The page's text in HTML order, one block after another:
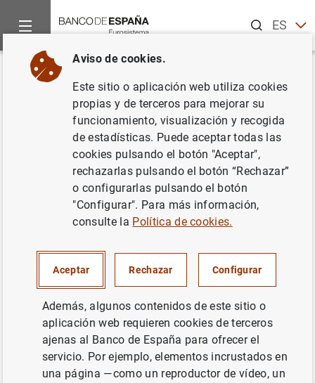
ESEN
Inicio Noticias y eventos
Volver
Resultados de la encuesta
sobre préstamos bancarios en
la zona del euro de julio de
SITUACIÓN ECONÓMICA
Resultados de la encuesta sobre préstamos
bancarios en la zona del euro de julio de
Aviso de cookies.
Este sitio o aplicación web utiliza cookies
propias y de terceros para mejorar su
funcionamiento, visualización y recogida
de estadísticas. Puede aceptar todas las
cookies pulsando el botón "Aceptar",
rechazarlas pulsando el botón “Rechazar”
o configurarlas pulsando el botón
"Configurar". Para más información,
consulte la Política de cookies.
Aceptar Rechazar Configurar
Además, algunos contenidos de este sitio o
aplicación web requieren cookies de terceros
ajenas al Banco de España para ofrecer el
servicio. Por ejemplo, elementos incrustados en
una página —como un reproductor de vídeo, un